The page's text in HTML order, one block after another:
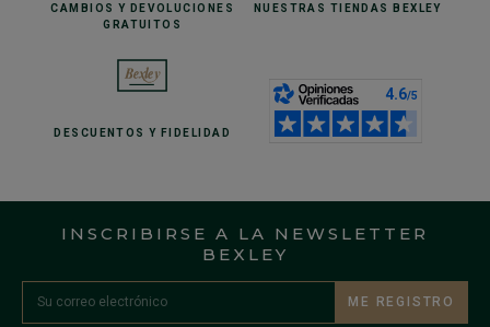
CAMBIOS Y DEVOLUCIONES
GRATUITOS
NUESTRAS TIENDAS BEXLEY
DESCUENTOSY FIDELIDAD
INSCRIBIRSE A LA NEWSLETTER
BEXLEY
ME REGISTRO